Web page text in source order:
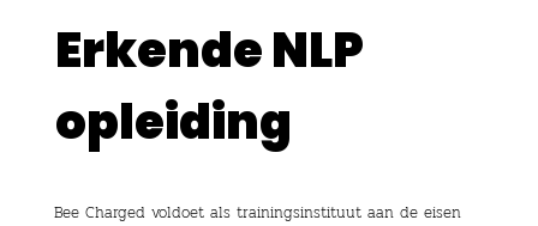
Erkende NLP
opleiding
Bee Charged voldoet als trainingsinstituut aan de eisen